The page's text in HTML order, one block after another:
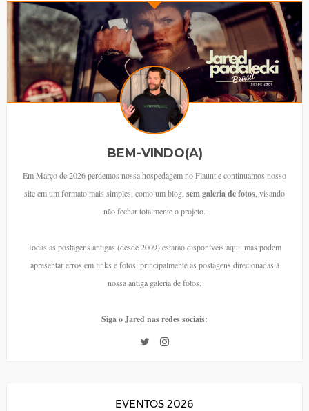
BEM-VINDO(A)
Em Março de 2026 perdemos nossa hospedagem no Flaunt e continuamos nosso
site em um formato mais simples, como um blog, sem galeria de fotos , visando
não fechar totalmente o projeto.
Todas as postagens antigas (desde 2009) estarão disponíveis aqui, mas podem
apresentar erros em links e fotos, principalmente as postagens direcionadas à
nossa antiga galeria de fotos.
Siga o Jared nas redes sociais:
EVENTOS 2026